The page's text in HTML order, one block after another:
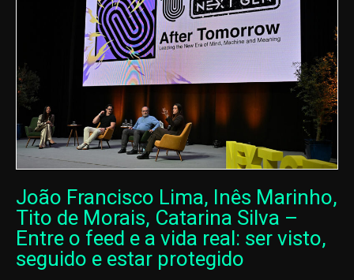
João Francisco Lima, Inês Marinho,
Tito de Morais, Catarina Silva –
Entre o feed e a vida real: ser visto,
seguido e estar protegido